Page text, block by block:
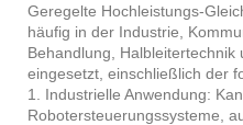
Geregelte Hochleistungs-
häufig in der Industrie,
Behandlung, Halbleitertechnik
eingesetzt, einschließlich der
1. Industrielle Anwendung:
Robotersteuerungssysteme,